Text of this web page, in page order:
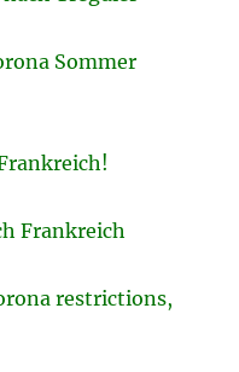
Sommer
Frankreich
restrictions,